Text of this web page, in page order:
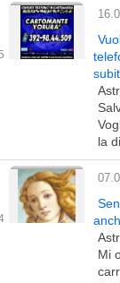
la
Mi